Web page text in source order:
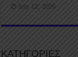
July 12, 2026
ΚΑΤΗΓΟΡΙΕΣ